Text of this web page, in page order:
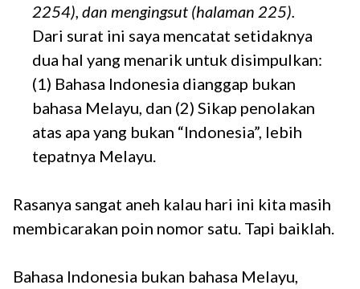
2254), dan mengingsut (halaman 225).
Dari surat ini saya mencatat setidaknya
dua hal yang menarik untuk disimpulkan:
(1) Bahasa Indonesia dianggap bukan
bahasa Melayu, dan (2) Sikap penolakan
atas apa yang bukan “Indonesia”, lebih
tepatnya Melayu.
Rasanya sangat aneh kalau hari ini kita masih
membicarakan poin nomor satu. Tapi baiklah.
Bahasa Indonesia bukan bahasa Melayu,